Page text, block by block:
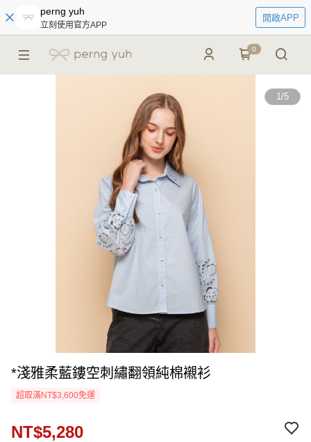
perng yuh
立刻使用官方APP
開啟APP
0
1/5
*淺雅柔藍鏤空刺繡翻領純棉襯衫
超取滿NT$3,600免運
NT$5,280